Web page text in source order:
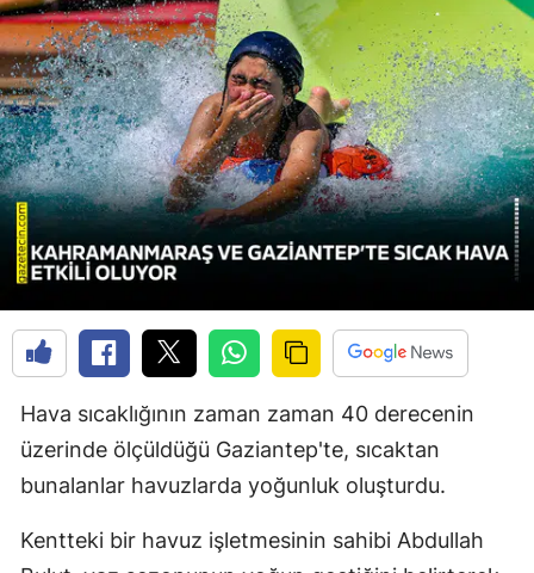
Hava sıcaklığının zaman zaman 40 derecenin
üzerinde ölçüldüğü Gaziantep'te, sıcaktan
bunalanlar havuzlarda yoğunluk oluşturdu.
Kentteki bir havuz işletmesinin sahibi Abdullah